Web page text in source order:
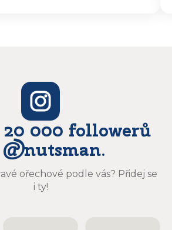
000 followerů
ořechové podle vás? Přidej se
i ty!